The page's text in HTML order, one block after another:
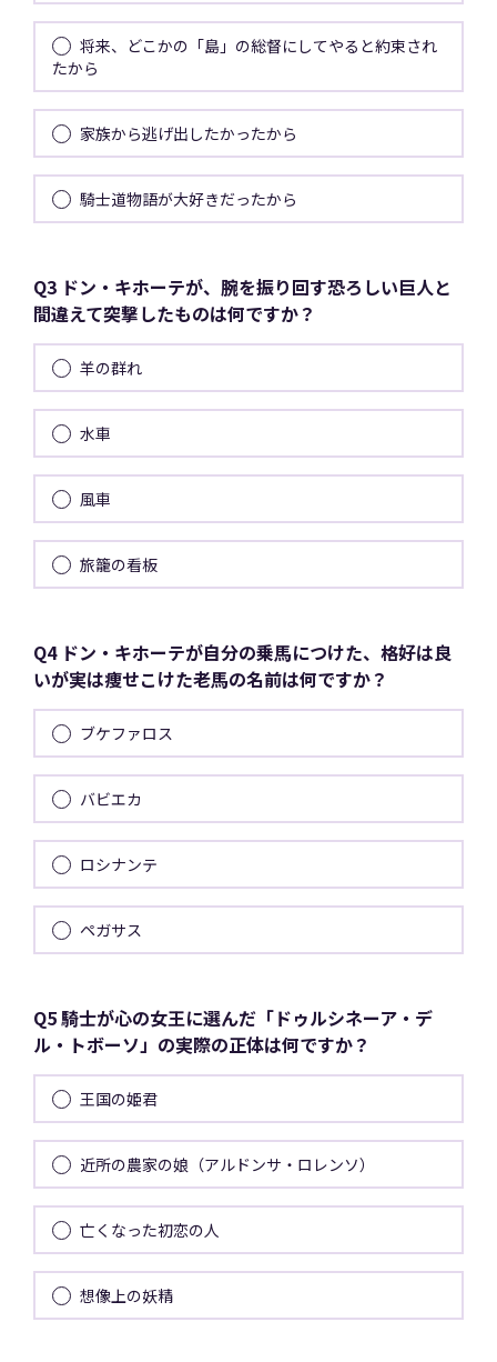
たから
家族から逃げ出したかったから
騎士道物語が大好きだったから
Q3 ドン・キホーテが、腕を振り回す恐ろしい巨人と
間違えて突撃したものは何ですか？
羊の群れ
水車
風車
旅籠の看板
Q4 ドン・キホーテが自分の乗馬につけた、格好は良
いが実は痩せこけた老馬の名前は何ですか？
ブケファロス
バビエカ
ロシナンテ
ペガサス
Q5 騎士が心の女王に選んだ「ドゥルシネーア・デ
ル・トボーソ」の実際の正体は何ですか？
王国の姫君
近所の農家の娘（アルドンサ・ロレンソ）
亡くなった初恋の人
想像上の妖精